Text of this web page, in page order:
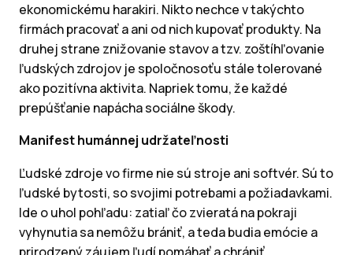
ekonomickému harakiri. Nikto nechce v takýchto
firmách pracovať a ani od nich kupovať produkty. Na
druhej strane znižovanie stavov a tzv. zoštíhľovanie
ľudských zdrojov je spoločnosoťu stále tolerované
ako pozitívna aktivita. Napriek tomu, že každé
prepúšťanie napácha sociálne škody.
Manifest humánnej udržateľnosti
Ľudské zdroje vo firme nie sú stroje ani softvér. Sú to
ľudské bytosti, so svojimi potrebami a požiadavkami.
Ide o uhol pohľadu: zatiaľ čo zvieratá na pokraji
vyhynutia sa nemôžu brániť, a teda budia emócie a
prirodzený záujem ľudí pomáhať a chrániť,